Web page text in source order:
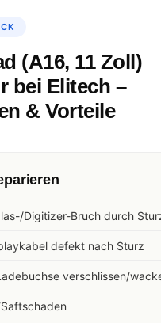
(A16, 11 Zoll)
bei Elitech –
& Vorteile
Digitizer-Bruch durch
defekt nach Sturz
verschlissen/